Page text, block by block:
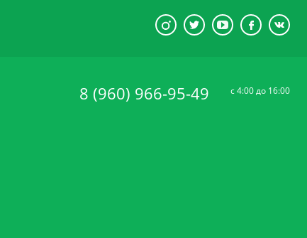
8 (960) 966-95-49 c 4:00 до 16:00